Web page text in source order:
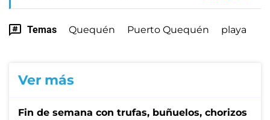
Temas Quequén Puerto Quequén playa
Ver más
Fin de semana con trufas, buñuelos, chorizos